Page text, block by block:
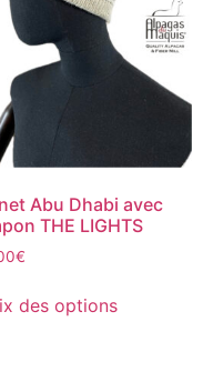
Abu Dhabi avec
THE LIGHTS
€
des options